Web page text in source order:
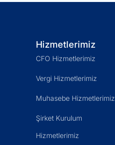
Hizmetlerimiz
CFO Hizmetlerimiz
Vergi Hizmetlerimiz
Muhasebe Hizmetlerimiz
Şirket Kurulum
Hizmetlerimiz